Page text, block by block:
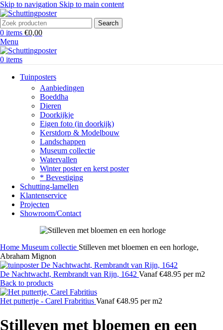
Skip to navigation Skip to main content
Search
0 items €0,00
Menu
0 items
Tuinposters
Aanbiedingen
Boeddha
Dieren
Doorkijkje
Eigen foto (in doorkijk)
Kerstdorp & Modelbouw
Landschappen
Museum collectie
Watervallen
Winter poster en kerst poster
* Bevestiging
Schutting-lamellen
Klantenservice
Projecten
Showroom/Contact
Home Museum collectie Stilleven met bloemen en een horloge,
Abraham Mignon
De Nachtwacht, Rembrandt van Rijn, 1642 Vanaf €48.95 per m2
Back to products
Het puttertje - Carel Frabritius Vanaf €48.95 per m2
Stilleven met bloemen en een